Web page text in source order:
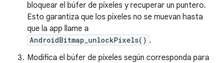
bloquear el búfer de píxeles y recuperar un puntero.
Esto garantiza que los píxeles no se muevan hasta
que la app llame a
AndroidBitmap_unlockPixels() .
Modifica el búfer de píxeles según corresponda para